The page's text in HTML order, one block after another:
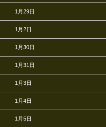
1月29日
1月2日
1月30日
1月31日
1月3日
1月4日
1月5日